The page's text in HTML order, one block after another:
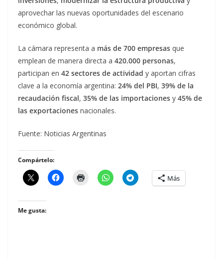
aprovechar las nuevas oportunidades del escenario
económico global.
La cámara representa a más de 700 empresas que
emplean de manera directa a 420.000 personas,
participan en 42 sectores de actividad y aportan cifras
clave a la economía argentina: 24% del PBI, 39% de la
recaudación fiscal, 35% de las importaciones y 45% de
las exportaciones nacionales.
Fuente: Noticias Argentinas
Compártelo:
Más
Me gusta: